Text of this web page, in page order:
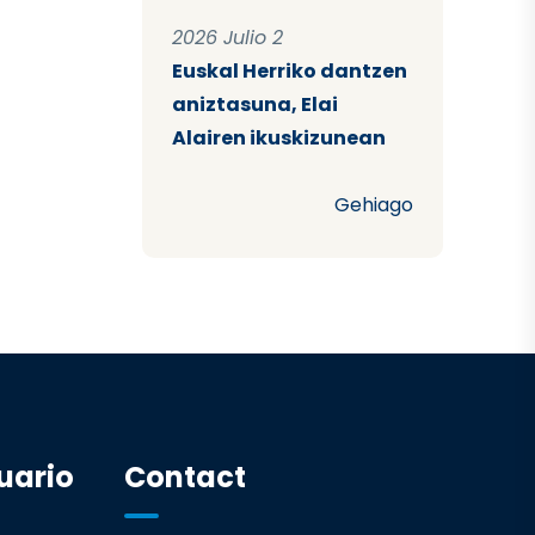
2026 Julio 2
Euskal Herriko dantzen
aniztasuna, Elai
Alairen ikuskizunean
Gehiago
Contact